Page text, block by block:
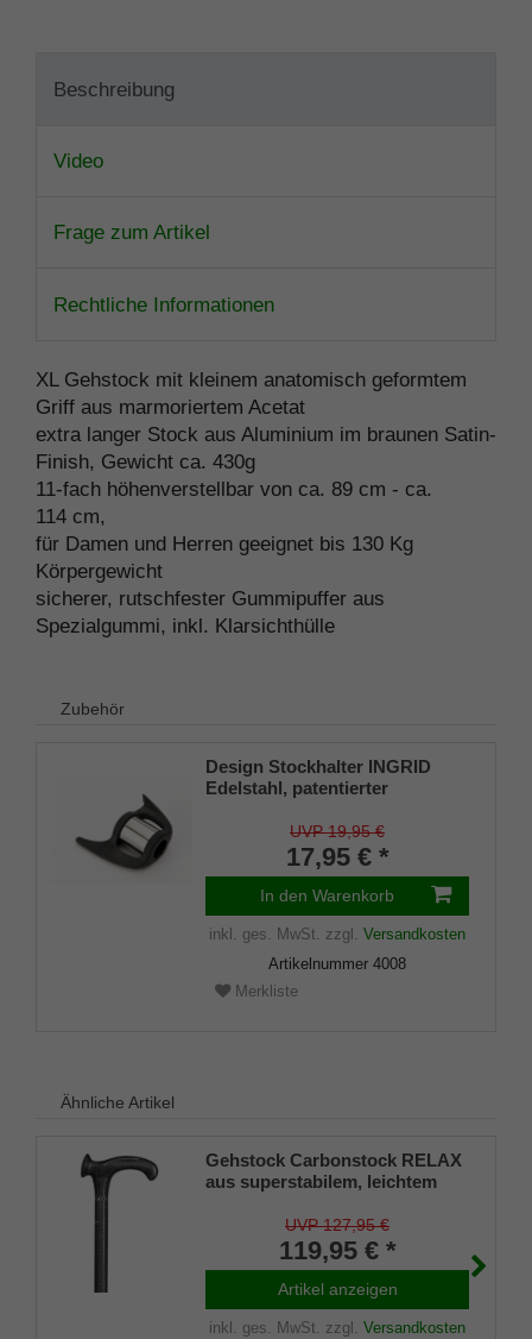
Beschreibung
Video
Frage zum Artikel
Rechtliche Informationen
XL Gehstock mit kleinem anatomisch geformtem
Griff aus marmoriertem Acetat
extra langer Stock aus Aluminium im braunen Satin-
Finish, Gewicht ca. 430g
11-fach höhenverstellbar von ca. 89 cm - ca.
114 cm,
für Damen und Herren geeignet bis 130 Kg
Körpergewicht
sicherer, rutschfester Gummipuffer aus
Spezialgummi, inkl. Klarsichthülle
Zubehör
Design Stockhalter INGRID
Edelstahl, patentierter
(18 - 22mm), Weichgummi
UVP 19,95 €
17,95 € *
In den Warenkorb
inkl. ges. MwSt. zzgl. Versandkosten
Artikelnummer 4008
Merkliste
Ähnliche Artikel
Gehstock Carbonstock RELAX
aus superstabilem, leichtem
f), anatomischer Griff,
höhenverstellbar, inklusive
Gummipuffer.
UVP 127,95 €
119,95 € *
Artikel anzeigen
inkl. ges. MwSt. zzgl. Versandkosten